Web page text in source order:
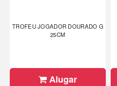
TROFEU JOGADOR DOURADO G
25CM
Alugar